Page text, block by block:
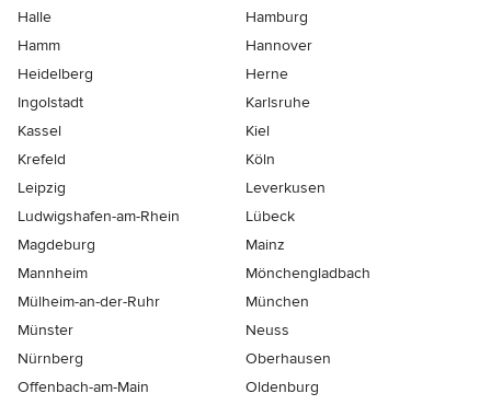
Halle
Hamburg
Hamm
Hannover
Heidelberg
Herne
Ingolstadt
Karlsruhe
Kassel
Kiel
Krefeld
Köln
Leipzig
Leverkusen
Ludwigshafen-am-Rhein
Lübeck
Magdeburg
Mainz
Mannheim
Mönchen­gladbach
Mülheim-an-der-Ruhr
München
Münster
Neuss
Nürnberg
Oberhausen
Offenbach-am-Main
Oldenburg